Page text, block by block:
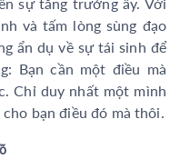
và tấm lòng sùng đạo
ẩn dụ về sự tái sinh để
Bạn cần một điều mà
Chỉ duy nhất một mình
bạn điều đó mà thôi.